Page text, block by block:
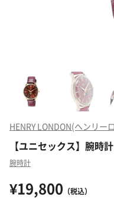
HENRY LONDON(ヘンリー
【ユニセックス】腕時
腕時計
¥19,800 （税込）